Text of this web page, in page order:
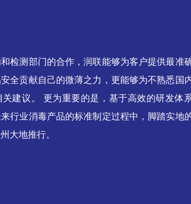
检测部门的合作，润联能够为客户提供最准
全贡献自己的微薄之力，更能够为不熟悉国
建议。 更为重要的是，基于高效的研发体
行业消毒产品的标准制定过程中，脚踏实地
大地推行。